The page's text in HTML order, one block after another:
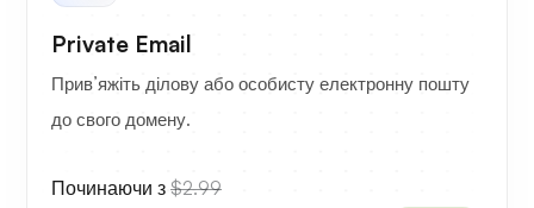
Private Email
Прив’яжіть ділову або особисту електронну пошту
до свого домену.
Починаючи з $2.99